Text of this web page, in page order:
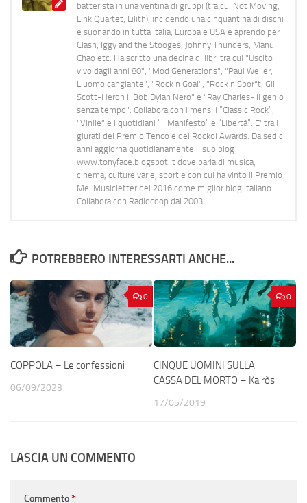
batterista in una ventina di gruppi (tra cui Not Moving,
Link Quartet, Lilith), incidendo una cinquantina di dischi
e suonando in tutta Italia, Europa e USA e aprendo per
Clash, Iggy and the Stooges, Johnny Thunders, Manu
Chao etc. Ha scritto una decina di libri tra cui "Uscito
vivo dagli anni 80", "Mod Generations", "Paul Weller,
L’uomo cangiante", "Rock n Goal", "Rock n Spor"t, Gil
Scott-Heron Il Bob Dylan Nero" e "Ray Charles- Il genio
senza tempo". Collabora con i mensili “Classic Rock”,
"Vinile" e i quotidiani “Il Manifesto” e “Libertà”. E' tra i
giurati del Premio Tenco e del Rockol Awards. Da sedici
anni aggiorna quotidianamente il suo blog
www.tonyface.blogspot.it dove parla di musica,
cinema, culture varie, sport e con cui ha vinto il Premio
Mei Musicletter del 2016 come miglior blog italiano.
Collabora con Radiocoop dal 2003.
POTREBBERO INTERESSARTI ANCHE...
0
COPPOLA – Le confessioni
06/09/2023
0
CINQUE UOMINI SULLA
CASSA DEL MORTO – Kairòs
17/05/2019
LASCIA UN COMMENTO
Commento*